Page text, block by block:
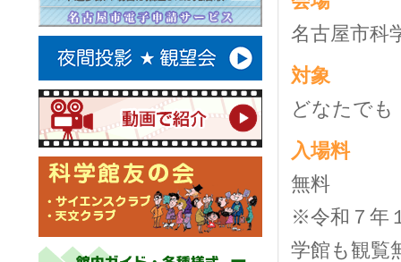
名古屋市
対象
どなたでも
入場料
無料
※令和７年
学館も観覧